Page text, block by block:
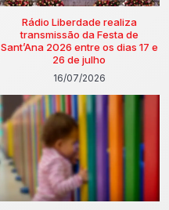
Rádio Liberdade realiza
transmissão da Festa de
Sant’Ana 2026 entre os dias 17 e
26 de julho
16/07/2026